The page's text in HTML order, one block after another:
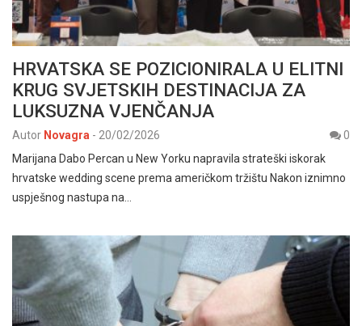
HRVATSKA SE POZICIONIRALA U ELITNI
KRUG SVJETSKIH DESTINACIJA ZA
LUKSUZNA VJENČANJA
Autor Novagra - 20/02/2026
0
Marijana Dabo Percan u New Yorku napravila strateški iskorak
hrvatske wedding scene prema američkom tržištu Nakon iznimno
uspješnog nastupa na…